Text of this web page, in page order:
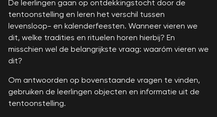
De leerlingen gaan op ontdekkingstocht door de
tentoonstelling en leren het verschil tussen
levensloop- en kalenderfeesten. Wanneer vieren we
dit, welke tradities en rituelen horen hierbij? En
misschien wel de belangrijkste vraag: waaróm vieren we
dit?
Om antwoorden op bovenstaande vragen te vinden,
gebruiken de leerlingen objecten en informatie uit de
tentoonstelling.